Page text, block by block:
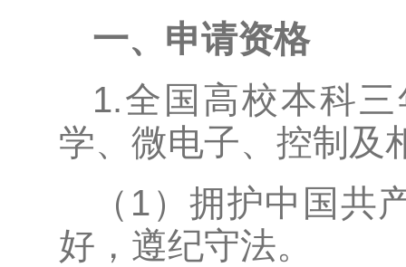
一、申请资格
1.全国高校本科
学、微电子、控制及
（1）拥护中国
好，遵纪守法。